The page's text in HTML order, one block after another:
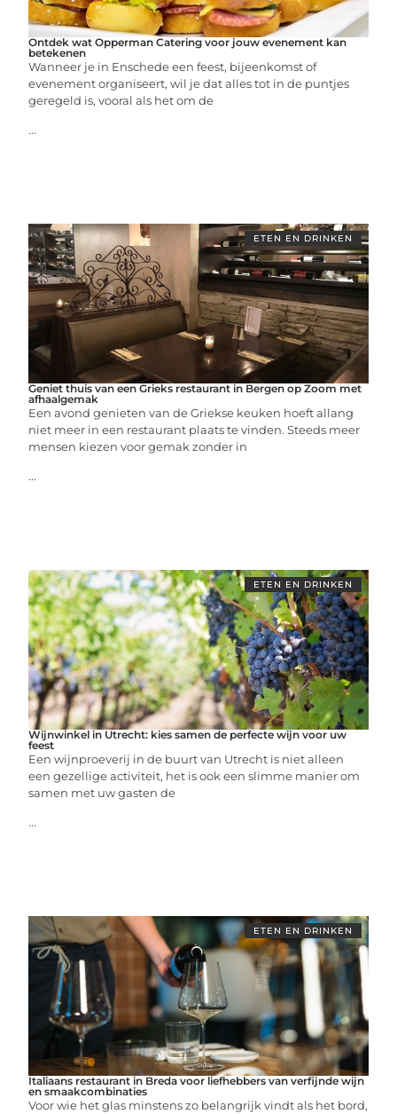
Ontdek wat Opperman Catering voor jouw evenement kan
betekenen
Wanneer je in Enschede een feest, bijeenkomst of
evenement organiseert, wil je dat alles tot in de puntjes
geregeld is, vooral als het om de
...
ETEN EN DRINKEN
Geniet thuis van een Grieks restaurant in Bergen op Zoom met
afhaalgemak
Een avond genieten van de Griekse keuken hoeft allang
niet meer in een restaurant plaats te vinden. Steeds meer
mensen kiezen voor gemak zonder in
...
ETEN EN DRINKEN
Wijnwinkel in Utrecht: kies samen de perfecte wijn voor uw
feest
Een wijnproeverij in de buurt van Utrecht is niet alleen
een gezellige activiteit, het is ook een slimme manier om
samen met uw gasten de
...
ETEN EN DRINKEN
Italiaans restaurant in Breda voor liefhebbers van verfijnde wijn
en smaakcombinaties
Voor wie het glas minstens zo belangrijk vindt als het bord,